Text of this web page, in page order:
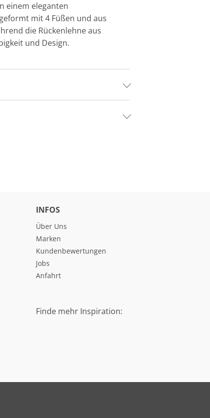
einem eleganten
mit 4 Füßen und aus
die Rückenlehne aus
und Design.
INFOS
Über Uns
Marken
Kundenbewertungen
Jobs
Anfahrt
Finde mehr Inspiration: